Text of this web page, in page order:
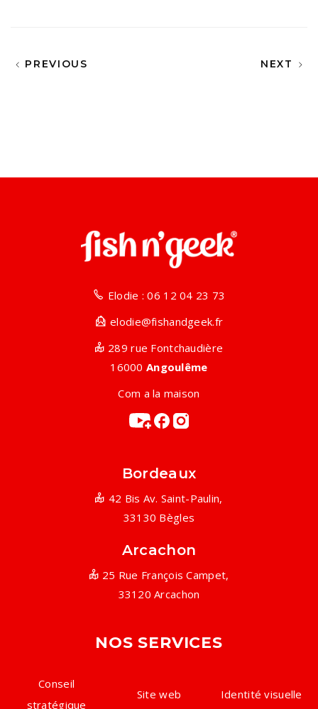
PREVIOUS NEXT
Elodie : 06 12 04 23 73
elodie@fishandgeek.fr
289 rue Fontchaudière
16000Angoulême
Com a la maison
Bordeaux
42 Bis Av. Saint-Paulin,
33130 Bègles
Arcachon
25 Rue François Campet,
33120 Arcachon
NOS SERVICES
Conseil
stratégique
Site web Identité visuelle